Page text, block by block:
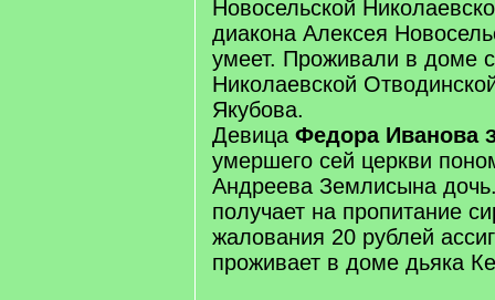
Новосельской
диакона Алексея
умеет. Проживали в доме
Николаевской
Якубова.
Девица Федора Иванова
умершего сей церкви
Андреева Землисына
получает на пропитание
жалования 20 рублей
проживает в доме дьяка